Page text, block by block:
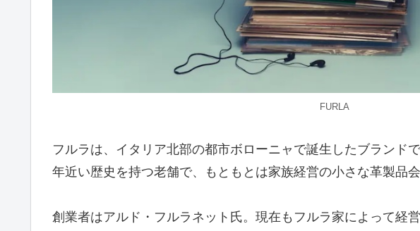
FURLA
フルラは、イタリア北部の都市ボローニャで誕生したブランド
年近い歴史を持つ老舗で、もともとは家族経営の小さな革製品
創業者はアルド・フルラネット氏。現在もフルラ家によって経